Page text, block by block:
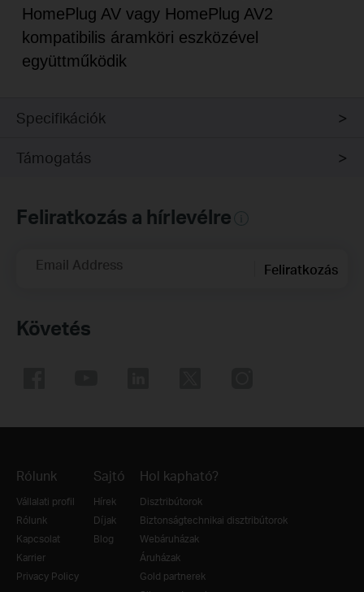
HomePlug AV vagy HomePlug AV2
kompatibilis áramköri eszközével
együttműködik
Specifikációk
Támogatás
Feliratkozás a hírlevélre
Email Address Feliratkozás
Követés
Rólunk
Vállalati profil
Rólunk
Kapcsolat
Karrier
Privacy Policy
Sajtó
Hírek
Díjak
Blog
Hol kapható?
Disztribútorok
Biztonságtechnikai disztribútorok
Webáruházak
Áruházak
Gold partnerek